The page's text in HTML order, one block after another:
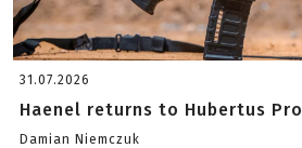
31.07.2026
Haenel returns to Hubertus Pro
Damian Niemczuk